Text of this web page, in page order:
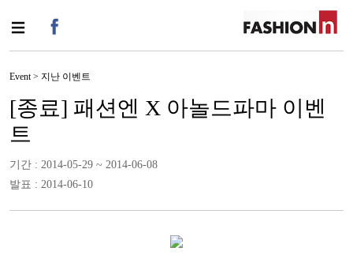
Event > 지난 이벤트
[종료] 패션엔 X 아놀드파마 이벤
트
기간 : 2014-05-29 ~ 2014-06-08
발표 : 2014-06-10